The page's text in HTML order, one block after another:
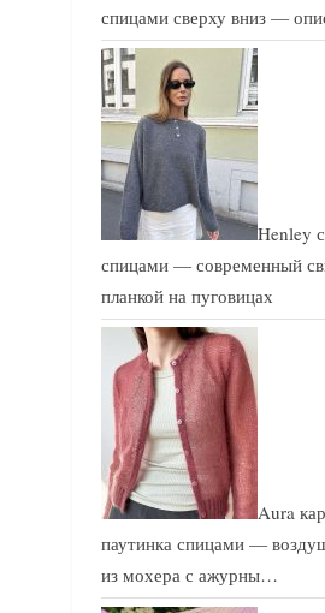
спицами сверху вниз —
Henley
спицами — современный
планкой на пуговицах
Aura
паутинка спицами —
из мохера с ажурны…